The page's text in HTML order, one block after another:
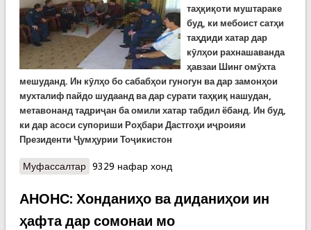
таҳқиқоти муштараке
буд, ки мебоист сатҳи
таҳдиди хатар дар
кӯлҳои рахнашаванда
ҳавзаи Шинг омӯхта
мешуданд. Ин кӯлҳо бо сабабҳои гуногун ва дар замонҳои
мухталиф пайдо шудаанд ва дар сурати таҳқиқ нашудан,
метавонанд тадриҷан ба омили хатар табдил ёбанд. Ин буд,
ки дар асоси супориши Роҳбари Дастгоҳи иҷроияи
Президенти Ҷумҳурии Тоҷикистон
Муфассалтаро Мушоҳидаҳои муштараки аэровизуалии кўлҳои
9329 нафар хонд
АНОНС: Хонданиҳо ва диданиҳои ин
ҳафта дар сомонаи мо